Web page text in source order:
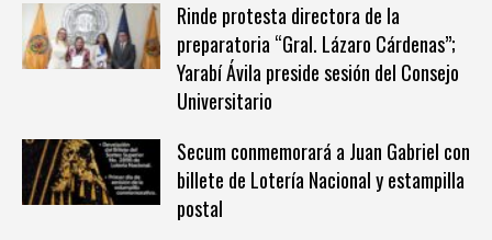
Rinde protesta directora de la
preparatoria “Gral. Lázaro Cárdenas”;
Yarabí Ávila preside sesión del Consejo
Universitario
Secum conmemorará a Juan Gabriel con
billete de Lotería Nacional y estampilla
postal